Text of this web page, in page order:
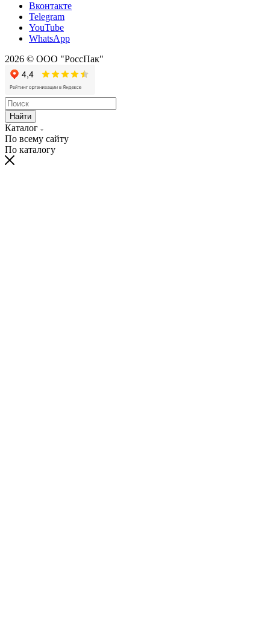
Вконтакте
Telegram
YouTube
WhatsApp
2026 © ООО "РоссПак"
Найти
Каталог
По всему сайту
По каталогу